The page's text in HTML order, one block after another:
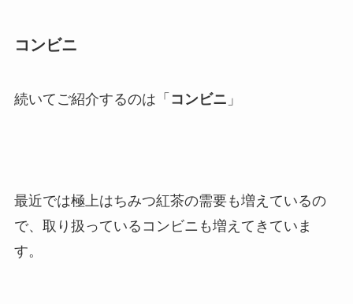
コンビニ
続いてご紹介するのは「 コンビニ 」
最近では極上はちみつ紅茶の需要も増えているの
で、取り扱っているコンビニも増えてきていま
す。